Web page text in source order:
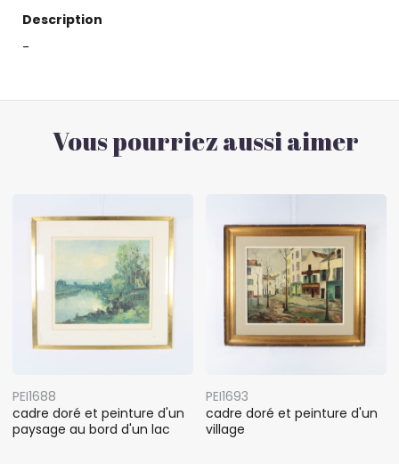
Description
-
Vous pourriez aussi aimer
PEI1688
cadre doré et peinture d'un
paysage au bord d'un lac
PEI1693
cadre doré et peinture d'un
village